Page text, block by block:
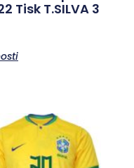
Tisk T.SILVA 3